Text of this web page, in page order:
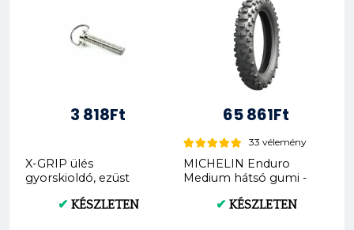
3 818Ft
X-GRIP ülés
gyorskioldó, ezüst
✔ KÉSZLETEN
65 861Ft
33 vélemény
MICHELIN Enduro
Medium hátsó gumi -
(536997)
✔ KÉSZLETEN